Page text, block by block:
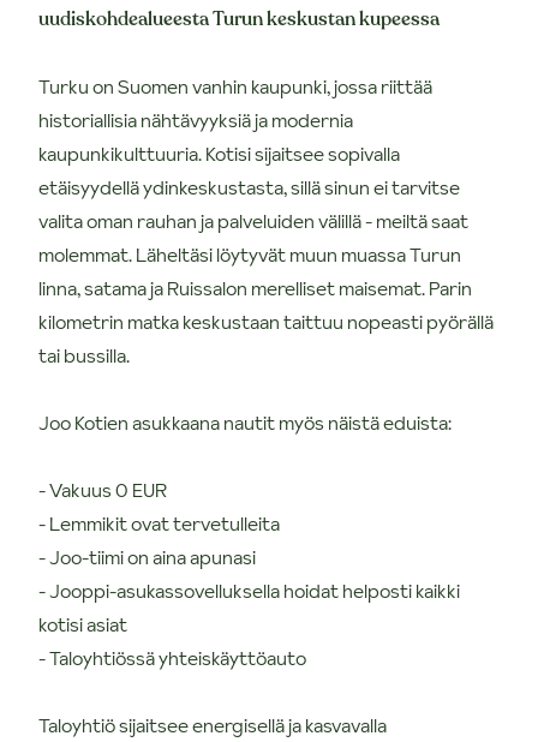
uudiskohdealueesta Turun keskustan kupeessa
Turku on Suomen vanhin kaupunki, jossa riittää
historiallisia nähtävyyksiä ja modernia
kaupunkikulttuuria. Kotisi sijaitsee sopivalla
etäisyydellä ydinkeskustasta, sillä sinun ei tarvitse
valita oman rauhan ja palveluiden välillä - meiltä saat
molemmat. Läheltäsi löytyvät muun muassa Turun
linna, satama ja Ruissalon merelliset maisemat. Parin
kilometrin matka keskustaan taittuu nopeasti pyörällä
tai bussilla.
Joo Kotien asukkaana nautit myös näistä eduista:
- Vakuus 0 EUR
- Lemmikit ovat tervetulleita
- Joo-tiimi on aina apunasi
- Jooppi-asukassovelluksella hoidat helposti kaikki
kotisi asiat
- Taloyhtiössä yhteiskäyttöauto
Taloyhtiö sijaitsee energisellä ja kasvavalla